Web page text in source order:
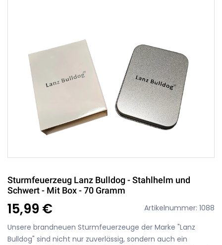
Sturmfeuerzeug Lanz Bulldog - Stahlhelm und
Schwert - Mit Box - 70 Gramm
15,99 €
Artikelnummer: 1088
Unsere brandneuen Sturmfeuerzeuge der Marke "Lanz
Bulldog" sind nicht nur zuverlässig, sondern auch ein